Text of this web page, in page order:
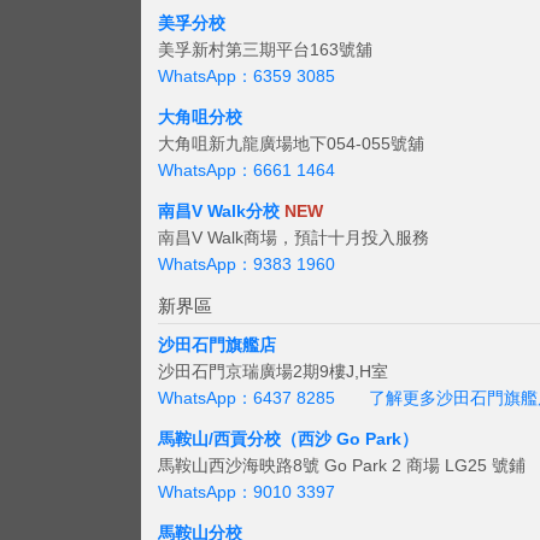
美孚分校
美孚新村第三期平台163號舖
WhatsApp：6359 3085
大角咀分校
大角咀新九龍廣場地下054-055號舖
WhatsApp：6661 1464
南昌V Walk分校 NEW
南昌V Walk商場，預計十月投入服務
WhatsApp：9383 1960
新界區
沙田石門旗艦店
沙田石門京瑞廣場2期9樓J,H室
WhatsApp：6437 8285
了解更多沙田石門旗
馬鞍山/西貢分校（西沙 Go Park）
馬鞍山西沙海映路8號 Go Park 2 商場 LG25 號鋪
WhatsApp：9010 3397
馬鞍山分校